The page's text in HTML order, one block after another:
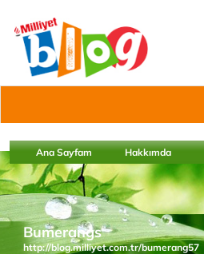
Ana Sayfam Hakkımda
Bumerangs
http://blog.milliyet.com.tr/bumerang57